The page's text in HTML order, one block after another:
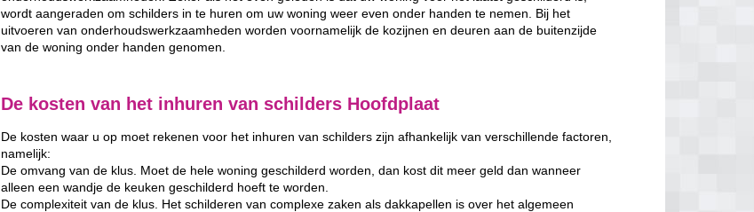
wordt aangeraden om schilders in te huren om uw woning weer even onder handen te nemen. Bij het
uitvoeren van onderhoudswerkzaamheden worden voornamelijk de kozijnen en deuren aan de buitenzijde
van de woning onder handen genomen.
De kosten van het inhuren van schilders Hoofdplaat
De kosten waar u op moet rekenen voor het inhuren van schilders zijn afhankelijk van verschillende factoren,
namelijk:
De omvang van de klus. Moet de hele woning geschilderd worden, dan kost dit meer geld dan wanneer
alleen een wandje de keuken geschilderd hoeft te worden.
De complexiteit van de klus. Het schilderen van complexe zaken als dakkapellen is over het algemeen